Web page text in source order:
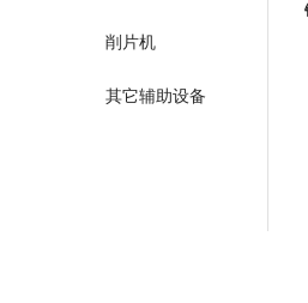
削片机
其它辅助设备